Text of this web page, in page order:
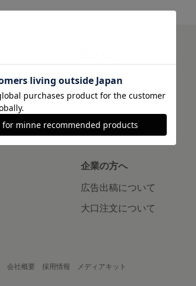
minneとものづくりと
minne学習帖
ニュース
minneの本
企業の方へ
広告出稿について
大口注文について
会社概要 採用情報 メディアキット